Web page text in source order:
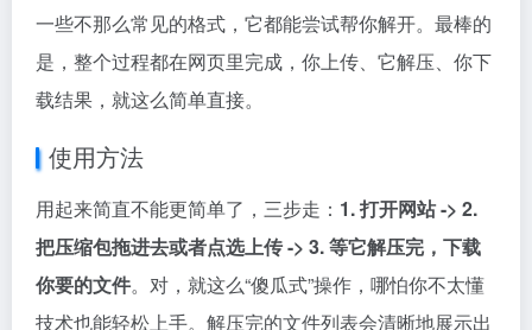
一些不那么常见的格式，它都能尝试帮你解开。最棒的
是，整个过程都在网页里完成，你上传、它解压、你下
载结果，就这么简单直接。
使用方法
用起来简直不能更简单了，三步走： 1. 打开网站 -> 2.
把压缩包拖进去或者点选上传 -> 3. 等它解压完，下载
你要的文件。对，就这么“傻瓜式”操作，哪怕你不太懂
技术也能轻松上手。解压完的文件列表会清晰地展示出